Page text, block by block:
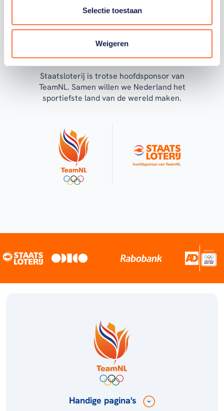
Selectie toestaan
Weigeren
Trotse hoofdsponsor
Staatsloterij is trotse hoofdsponsor van
TeamNL. Samen willen we Nederland het
sportiefste land van de wereld maken.
Handige pagina's